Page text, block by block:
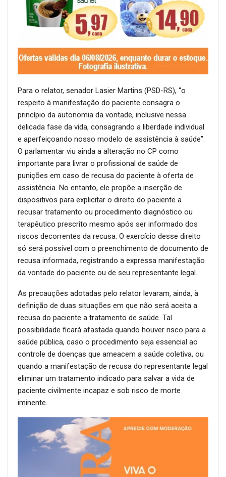
Para o relator, senador Lasier Martins (PSD-RS), “o
respeito à manifestação do paciente consagra o
princípio da autonomia da vontade, inclusive nessa
delicada fase da vida, consagrando a liberdade individual
e aperfeiçoando nosso modelo de assistência à saúde”.
O parlamentar viu ainda a alteração no CP como
importante para livrar o profissional de saúde de
punições em caso de recusa do paciente à oferta de
assistência. No entanto, ele propõe a inserção de
dispositivos para explicitar o direito do paciente a
recusar tratamento ou procedimento diagnóstico ou
terapêutico prescrito mesmo após ser informado dos
riscos decorrentes da recusa. O exercício desse direito
só será possível com o preenchimento de documento de
recusa informada, registrando a expressa manifestação
da vontade do paciente ou de seu representante legal.
As precauções adotadas pelo relator levaram, ainda, à
definição de duas situações em que não será aceita a
recusa do paciente a tratamento de saúde. Tal
possibilidade ficará afastada quando houver risco para a
saúde pública, caso o procedimento seja essencial ao
controle de doenças que ameacem a saúde coletiva, ou
quando a manifestação de recusa do representante legal
eliminar um tratamento indicado para salvar a vida de
paciente civilmente incapaz e sob risco de morte
iminente.